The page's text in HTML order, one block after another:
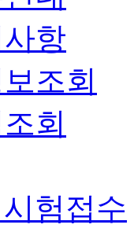
항
조회
회
험접수